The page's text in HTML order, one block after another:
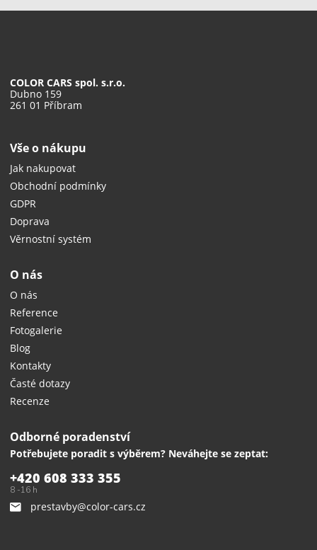
COLOR CARS spol. s.r.o.
Dubno 159
261 01 Příbram
Vše o nákupu
Jak nakupovat
Obchodní podmínky
GDPR
Doprava
Věrnostní systém
O nás
O nás
Reference
Fotogalerie
Blog
Kontakty
Časté dotazy
Recenze
Odborné poradenství
Potřebujete poradit s výběrem? Neváhejte se zeptat:
+420 608 333 355
8 -16 h
prestavby@color-cars.cz